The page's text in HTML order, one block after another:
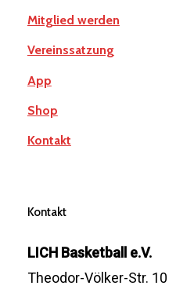
Mitglied werden
Vereinssatzung
App
Shop
Kontakt
Kontakt
LICH Basketball e.V.
Theodor-Völker-Str. 10